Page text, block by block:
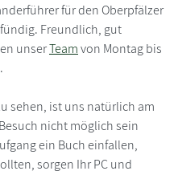
für den Oberpfälzer
Freundlich, gut
unserTeamvon Montag bis
sehen, ist uns natürlich am
nicht möglich sein
ein Buch einfallen,
sorgen Ihr PC und